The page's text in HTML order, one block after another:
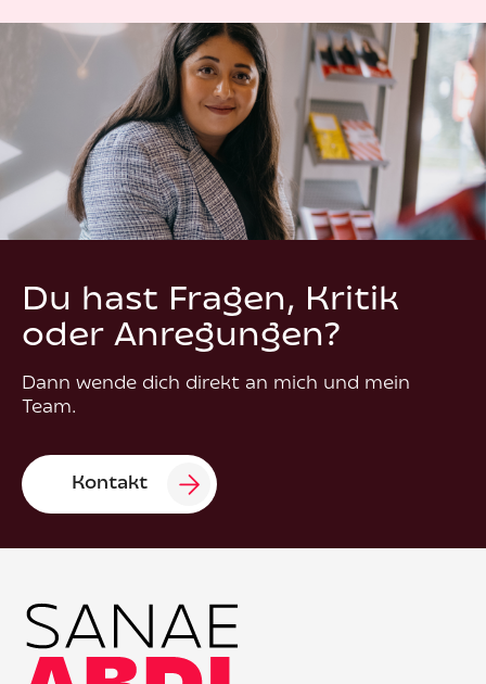
Du hast Fragen, Kritik
oder Anregungen?
Dann wende dich direkt an mich und mein
Team.
Kontakt